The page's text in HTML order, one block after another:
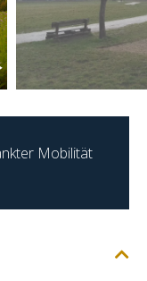
Mobilität